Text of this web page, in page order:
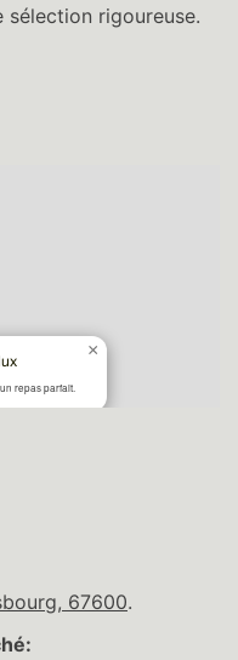
rigoureuse.
repas parfait.
×
67600.